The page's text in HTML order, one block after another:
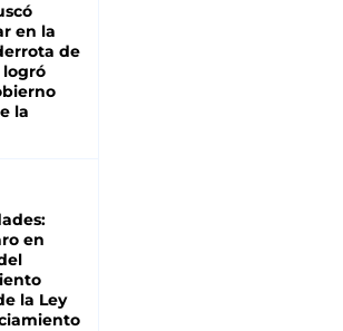
en la
de
logró
la
en
la Ley